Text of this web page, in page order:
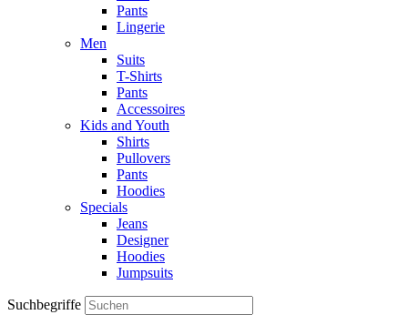
Pants
Lingerie
Men
Suits
T-Shirts
Pants
Accessoires
Kids and Youth
Shirts
Pullovers
Pants
Hoodies
Specials
Jeans
Designer
Hoodies
Jumpsuits
Suchbegriffe